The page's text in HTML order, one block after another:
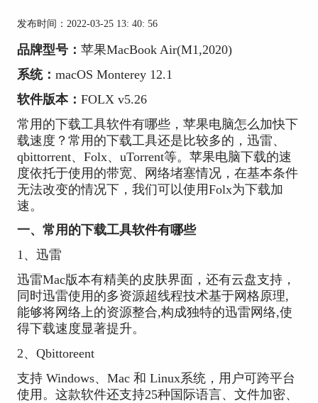
发布时间：2022-03-25 13: 40: 56
品牌型号： 苹果MacBook Air(M1,2020)
系统： macOS Monterey 12.1
软件版本： FOLX v5.26
常用的下载工具软件有哪些，苹果电脑怎么加快下
载速度？常用的下载工具还是比较多的，迅雷、
qbittorrent、Folx、uTorrent等。苹果电脑下载的速
度依托于使用的带宽、网络堵塞情况，在基本条件
无法改变的情况下，我们可以使用Folx为下载加
速。
一、常用的下载工具软件有哪些
1、迅雷
迅雷Mac版本有精美的皮肤界面，还有云盘支持，
同时迅雷使用的多资源超线程技术基于网格原理,
能够将网络上的资源整合,构成独特的迅雷网络,使
得下载速度显著提升。
2、Qbittoreent
支持 Windows、Mac 和 Linux系统，用户可跨平台
使用。这款软件还支持25种国际语言、文件加密、